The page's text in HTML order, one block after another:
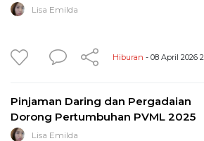
Lisa Emilda
Hiburan - 08 April 2026
Pinjaman Daring dan Pergadaian
Dorong Pertumbuhan PVML 2025
Lisa Emilda